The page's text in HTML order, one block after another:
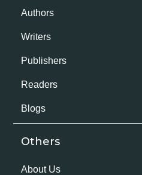
Authors
Writers
Publishers
Readers
Blogs
Others
About Us